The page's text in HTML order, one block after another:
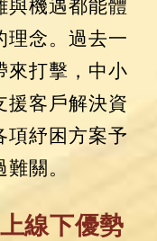
與機遇都能體
理念。過去一
來打擊，中小
援客戶解決資
項紓困方案予
關。
線下優勢